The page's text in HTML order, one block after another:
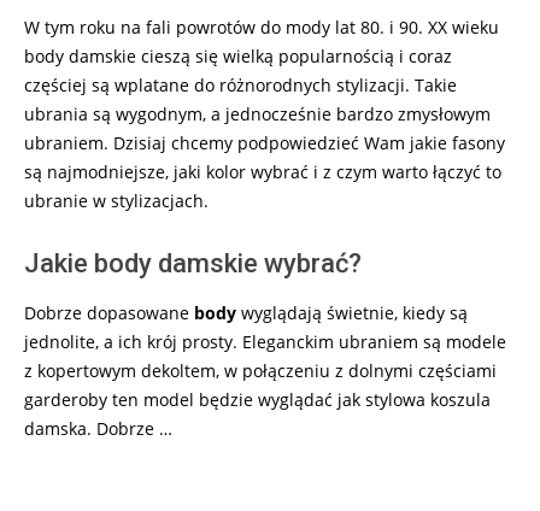
10
W tym roku na fali powrotów do mody lat 80. i 90. XX wieku
body damskie cieszą się wielką popularnością i coraz
częściej są wplatane do różnorodnych stylizacji. Takie
ubrania są wygodnym, a jednocześnie bardzo zmysłowym
ubraniem. Dzisiaj chcemy podpowiedzieć Wam jakie fasony
są najmodniejsze, jaki kolor wybrać i z czym warto łączyć to
ubranie w stylizacjach.
Jakie body damskie wybrać?
Dobrze dopasowane body wyglądają świetnie, kiedy są
jednolite, a ich krój prosty. Eleganckim ubraniem są modele
z kopertowym dekoltem, w połączeniu z dolnymi częściami
garderoby ten model będzie wyglądać jak stylowa koszula
damska. Dobrze …